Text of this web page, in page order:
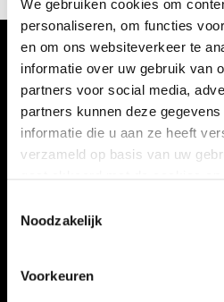
We gebruiken cookies om
personaliseren, om functies
en om ons websiteverkeer te
informatie over uw gebruik van
partners voor social media,
partners kunnen deze
informatie die u aan ze heeft
verzameld op basis van uw
Noodzakelijk
Voorkeuren
VERHALEN
NIEUWS
KALENDER
ACTIVITEITEN